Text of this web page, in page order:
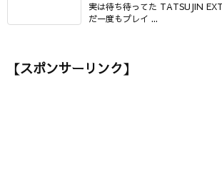
実は待ち待ってた TATSUJIN
だ一度もプレイ ...
【スポンサーリンク】